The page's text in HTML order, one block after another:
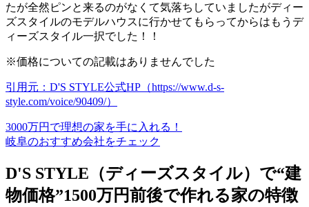
たが全然ピンと来るのがなくて気落ちしていましたがディー
ズスタイルのモデルハウスに行かせてもらってからはもうデ
ィーズスタイル一択でした！！
※価格についての記載はありませんでした
引用元：D'S STYLE公式HP（https://www.d-s-
style.com/voice/90409/）
3000万円で理想の家を手に入れる！
岐阜のおすすめ会社をチェック
D'S STYLE（ディーズスタイル）で“建
物価格”1500万円前後で作れる家の特徴